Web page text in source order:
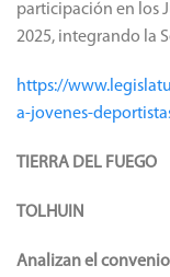
participación en los
2025, integrando la
https://
a-jovenes-
TIERRA DEL FUEGO
TOLHUIN
Analizan el